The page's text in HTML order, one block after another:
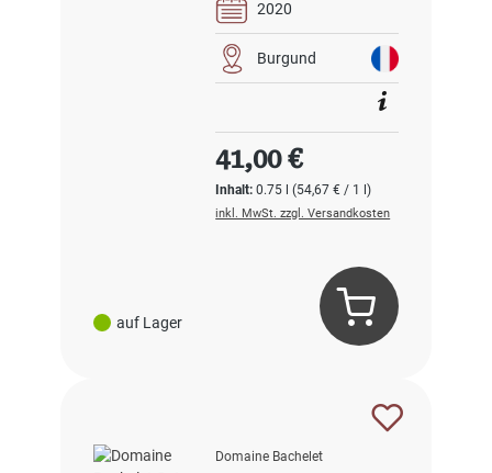
auf Lager
2020
Burgund
Inhalt:0.75 l(54,67 € / 1 l)
Regulärer Preis:
41,00 €
inkl. MwSt. zzgl. Versandkosten
Domaine Bachelet